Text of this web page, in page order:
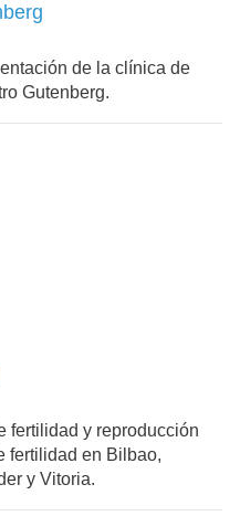
de la clínica de
Gutenberg.
fertilidad y reproducción
fertilidad en Bilbao,
y Vitoria.